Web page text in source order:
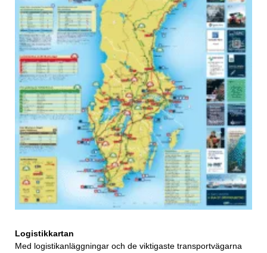
Logistikkartan
Med logistikanläggningar och de viktigaste transportvägarna